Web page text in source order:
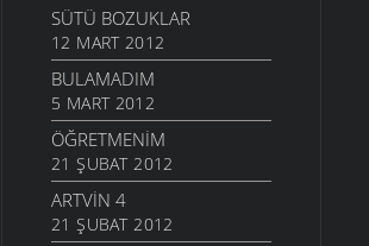
SÜTÜ BOZUKLAR
12 MART 2012
BULAMADIM
5 MART 2012
ÖĞRETMENIM
21 ŞUBAT 2012
ARTVIN 4
21 ŞUBAT 2012